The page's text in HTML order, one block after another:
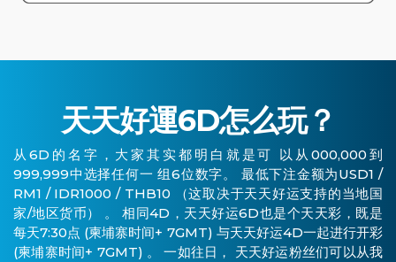
天天好運6D怎么玩？
从6D的名字，大家其实都明白就是可 以从000,000到
999,999中选择任何一 组6位数字。 最低下注金额为USD1 /
RM1 / IDR1000 / THB10 （这取决于天天好运支持的当地国
家/地区货币） 。 相同4D，天天好运6D也是个天天彩，既是
每天7:30点 (柬埔寨时间+ 7GMT) 与天天好运4D一起进行开彩
(柬埔寨时间+ 7GMT) 。 一如往日， 天天好运粉丝们可以从我